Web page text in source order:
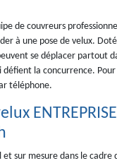
de couvreurs
à une pose de velux.
se déplacer partout
la concurrence.
téléphone.
sur mesure dans le